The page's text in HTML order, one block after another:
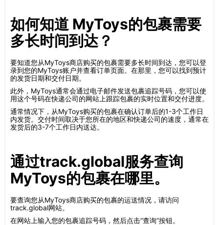
如何知道 MyToys的包裹需要
多长时间到达？
要知道您从MyToys商店购买的包裹需要多长时间到达，您可以登
录到您的MyToys账户并查看订单页面。在那里，您可以找到预计
的发货日期和交付日期。
此外，MyToys通常会通过电子邮件发送包裹追踪号码，您可以使
用这个号码在快递公司的网站上跟踪包裹的实时位置和交付进度。
通常情况下，从MyToys购买的包裹在确认订单后的1-3个工作日
内发货。交付时间取决于您所在的地区和快递公司的速度，通常在
发货后的3-7个工作日内送达。
通过track.global服务查询
MyToys的包裹在哪里。
要查询您从MyToys商店购买的包裹的运送情况，请访问
track.global网站。
在网站上输入您的包裹追踪号码，然后点击“查询”按钮。